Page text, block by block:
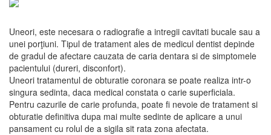
Uneori, este necesara o radiografie a intregii cavitati bucale sau a
unei porţiuni. Tipul de tratament ales de medicul dentist depinde
de gradul de afectare cauzata de caria dentara si de simptomele
pacientului (dureri, disconfort).
Uneori tratamentul de obturatie coronara se poate realiza intr-o
singura sedinta, daca medical constata o carie superficiala.
Pentru cazurile de carie profunda, poate fi nevoie de tratament si
obturatie definitiva dupa mai multe sedinte de aplicare a unui
pansament cu rolul de a sigila sit rata zona afectata.